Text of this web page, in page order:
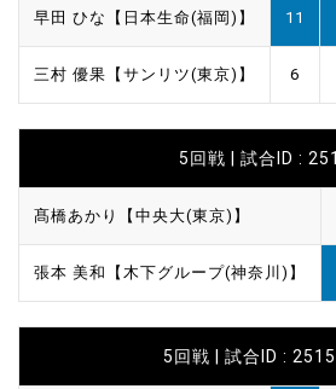
早田 ひな【日本生命(福岡)】 11
三村 優果【サンリツ(東京)】 6
5回戦 | 試合ID :
髙橋あかり【中央大(東京)】
張本 美和【木下グループ(神奈川)】
5回戦 | 試合ID : 2515